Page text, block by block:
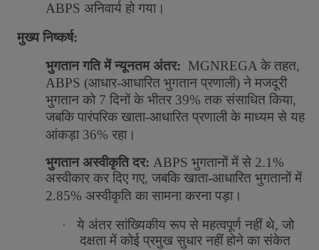
ABPS अनिवार्य हो गया।
मुख्य निष्कर्ष:
भुगतान गति में न्यूनतम अंतर: MGNREGA के तहत,
ABPS (आधार-आधारित भुगतान प्रणाली) ने मजदूरी
भुगतान को 7 दिनों के भीतर 39% तक संसाधित किया,
जबकि पारंपरिक खाता-आधारित प्रणाली के माध्यम से यह
आंकड़ा 36% रहा।
भुगतान अस्वीकृति दर: ABPS भुगतानों में से 2.1%
अस्वीकार कर दिए गए, जबकि खाता-आधारित भुगतानों में
2.85% अस्वीकृति का सामना करना पड़ा।
· ये अंतर सांख्यिकीय रूप से महत्वपूर्ण नहीं थे, जो
दक्षता में कोई प्रमुख सुधार नहीं होने का संकेत